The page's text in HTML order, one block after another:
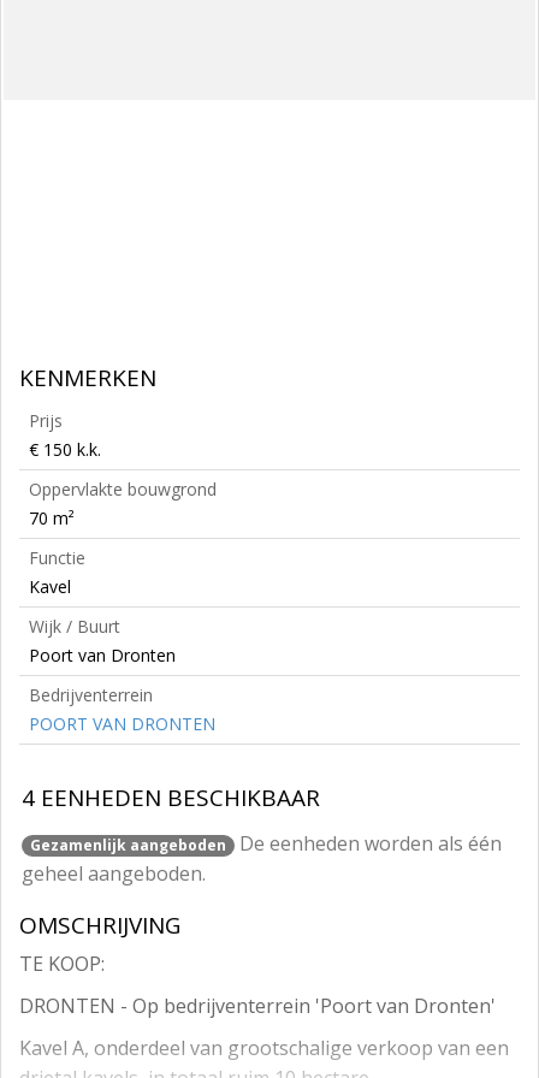
KENMERKEN
Prijs
€ 150 k.k.
Oppervlakte bouwgrond
70 m²
Functie
Kavel
Wijk / Buurt
Poort van Dronten
Bedrijventerrein
POORT VAN DRONTEN
4 EENHEDEN BESCHIKBAAR
Gezamenlijk aangeboden
De eenheden worden als één
geheel aangeboden.
OMSCHRIJVING
TE KOOP:
DRONTEN - Op bedrijventerrein 'Poort van Dronten'
Kavel A, onderdeel van grootschalige verkoop van een